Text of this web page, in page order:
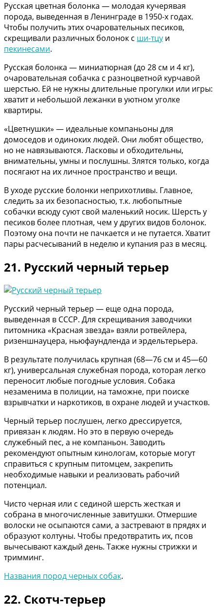
Русская цветная болонка — молодая кучерявая
порода, выведенная в Ленинграде в 1950-х годах.
Чтобы получить этих очаровательных песиков,
скрещивали различных болонок с ши-тцу и
пекинесами.
Русская болонка — миниатюрная (до 28 см и 4 кг),
очаровательная собачка с разноцветной курчавой
шерстью. Ей не нужны длительные прогулки или игры:
хватит и небольшой лежанки в уютном уголке
квартиры.
«Цветнушки» — идеальные компаньоны для
домоседов и одиноких людей. Они любят общество,
но не навязываются. Ласковы и обходительны,
внимательны, умны и послушны. Злятся только, когда
посягают на их личное пространство и вещи.
В уходе русские болонки неприхотливы. Главное,
следить за их безопасностью, т.к. любопытные
собачки всюду суют свой маленький носик. Шерсть у
песиков более плотная, чем у других видов болонок.
Поэтому она почти не пачкается и не путается. Хватит
пары расчесываний в неделю и купания раз в месяц.
21. Русский черный терьер
Русский черный терьер — еще одна порода,
выведенная в СССР. Для скрещивания заводчики
питомника «Красная звезда» взяли ротвейлера,
ризеншнауцера, ньюфаундленда и эрдельтерьера.
В результате получилась крупная (68—76 см и 45—60
кг), универсальная служебная порода, которая легко
переносит любые погодные условия. Собака
незаменима в полиции, на таможне, при поиске
взрывчатки и наркотиков, в охране людей и участков.
Черный терьер послушен, легко дрессируется,
привязан к людям. Но это в первую очередь
служебный пес, а не компаньон. Заводить
рекомендуют опытным кинологам, которые могут
справиться с крупным питомцем, закрепить
необходимые навыки и реализовать рабочий
потенциал.
Чисто черная или с сединой шерсть жесткая и
собрана в многочисленные завитушки. Отмершие
волоски не осыпаются сами, а застревают в прядях и
образуют колтуны. Чтобы предотвратить их, псов
вычесывают каждый день. Также нужны стрижки и
тримминг.
Названия пород черных собак.
22. Скотч-терьер